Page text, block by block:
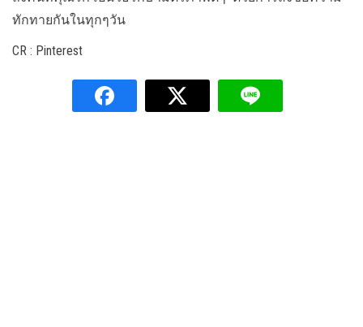
ทักทายกันในทุกๆวัน
CR : Pinterest